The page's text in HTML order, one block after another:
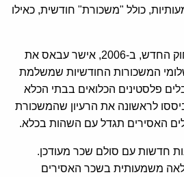
כולל "משכורת" חודשית, כאילו
זמן קצר לאחר חקיקת החוק החדש, ב-2006, אישר עבאס את
המשכורות החודשיות שמשלמת
פלסטינים הכלואים בבתי הכלא
לראשונה את הרעיון שהמשכורת
האסירים תגדל עם השהות בכלא.
חדשות עם סולם שכר מעודכן.
משמעותית בשכר האסירים